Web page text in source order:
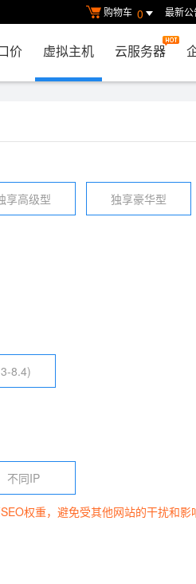
购物车 0 最新公
价 虚拟主机 云服务器
享高级型 独享豪华型
8.4)
不同IP
权重，避免受其他网站的干扰和